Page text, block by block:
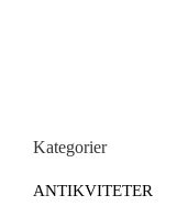
Kategorier
ANTIKVITETER